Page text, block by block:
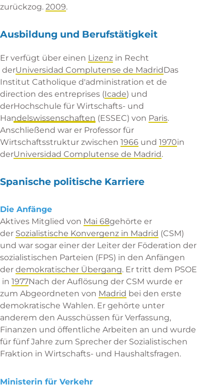
zurückzog. 2009.
Ausbildung und Berufstätigkeit
Er verfügt über einen Lizenz in Recht
derUniversidad Complutense de MadridDas
Institut Catholique d'administration et de
direction des entreprises (Icade) und
derHochschule für Wirtschafts- und
Handelswissenschaften (ESSEC) von Paris.
Anschließend war er Professor für
Wirtschaftsstruktur zwischen 1966 und 1970in
derUniversidad Complutense de Madrid.
Spanische politische Karriere
Die Anfänge
Aktives Mitglied von Mai 68gehörte er
der Sozialistische Konvergenz in Madrid (CSM)
und war sogar einer der Leiter der Föderation der
sozialistischen Parteien (FPS) in den Anfängen
der demokratischer Übergang. Er tritt dem PSOE
in 1977Nach der Auflösung der CSM wurde er
zum Abgeordneten von Madrid bei den erste
demokratische Wahlen. Er gehörte unter
anderem den Ausschüssen für Verfassung,
Finanzen und öffentliche Arbeiten an und wurde
für fünf Jahre zum Sprecher der Sozialistischen
Fraktion in Wirtschafts- und Haushaltsfragen.
Ministerin für Verkehr